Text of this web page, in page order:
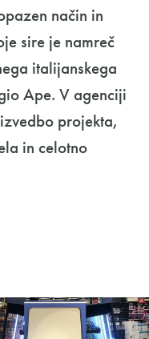
način in
sire je namreč
italijanskega
Ape. V agenciji
projekta,
in celotno